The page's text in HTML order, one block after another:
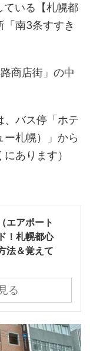
ている【札幌都
南3条すすき
商店街」の中
、バス停「ホテ
ー札幌）」から
あります）
エアポート
！札幌都心
法＆覚えて
る